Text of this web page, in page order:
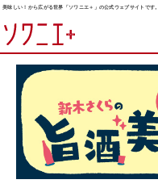
美味しい！から広がる世界「ソワニエ＋」の公式ウェブサイトです。